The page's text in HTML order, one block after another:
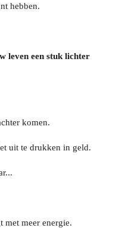
hebben.
leven een stuk lichter
komen.
uit te drukken in geld.
met meer energie.